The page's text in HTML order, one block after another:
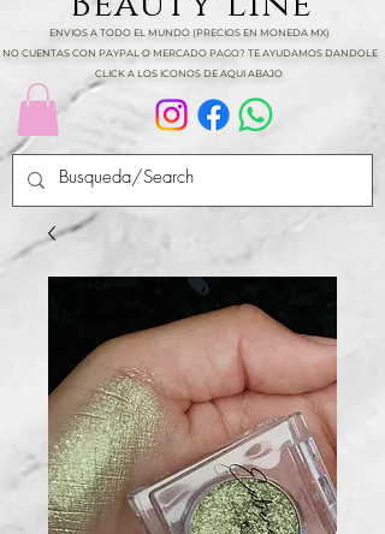
ENVIOS A TODO EL MUNDO (PRECIOS EN MONEDA MX)
NO CUENTAS CON PAYPAL O MERCADO PAGO? TE AYUDAMOS DANDOLE
CLICK A LOS ICONOS DE AQUI ABAJO